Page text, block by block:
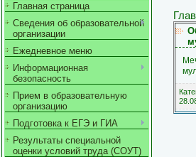
Главная страница
Сведения об образовательной
организации
Ежедневное меню
Информационная
безопасность
Прием в образовательную
организацию
Подготовка к ЕГЭ и ГИА
Результаты специальной
оценки условий труда (СОУТ)